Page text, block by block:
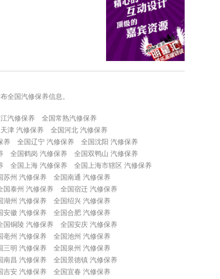
全国汽修保养信息。
汽修保养
全国常熟汽修保养
津 汽修保养
全国河北 汽修保养
养
全国辽宁 汽修保养
全国沈阳 汽修保养
全国鹤岗 汽修保养
全国双鸭山 汽修保养
全国上海 汽修保养
全国上海市辖区 汽修保养
苏州 汽修保养
全国南通 汽修保养
国泰州 汽修保养
全国宿迁 汽修保养
湖州 汽修保养
全国绍兴 汽修保养
安徽 汽修保养
全国合肥 汽修保养
国铜陵 汽修保养
全国安庆 汽修保养
亳州 汽修保养
全国池州 汽修保养
三明 汽修保养
全国泉州 汽修保养
南昌 汽修保养
全国景德镇 汽修保养
吉安 汽修保养
全国宜春 汽修保养